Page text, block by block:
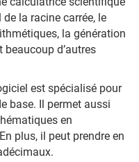
la racine carrée, le
la génération
d’autres
est spécialisé pour
base. Il permet aussi
en
plus, il peut prendre en